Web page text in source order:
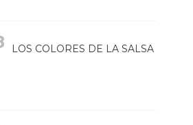
LOS COLORES DE LA SALSA